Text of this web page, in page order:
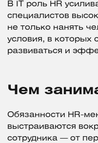
В IT роль HR
специалистов
не только нанять
условия, в которых
развиваться и
Чем
Обязанности HR-
выстраиваются
сотрудника — от